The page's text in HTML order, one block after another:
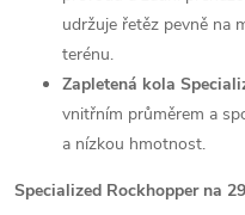
udržuje řetěz pevně na
terénu.
Zapletená kola
vnitřním průměrem a
a nízkou hmotnost.
Specialized Rockhopper na